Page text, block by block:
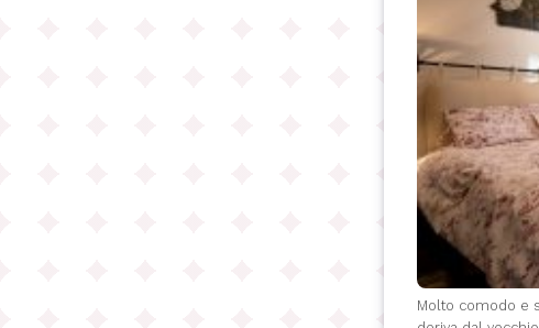
Molto comodo e